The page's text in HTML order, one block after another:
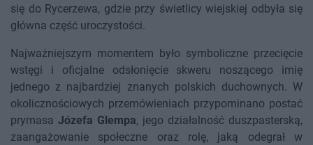
się do Rycerzewa, gdzie przy świetlicy wiejskiej odbyła się
główna część uroczystości.
Najważniejszym momentem było symboliczne przecięcie
wstęgi i oficjalne odsłonięcie skweru noszącego imię
jednego z najbardziej znanych polskich duchownych. W
okolicznościowych przemówieniach przypominano postać
prymasa Józefa Glempa, jego działalność duszpasterską,
zaangażowanie społeczne oraz rolę, jaką odegrał w